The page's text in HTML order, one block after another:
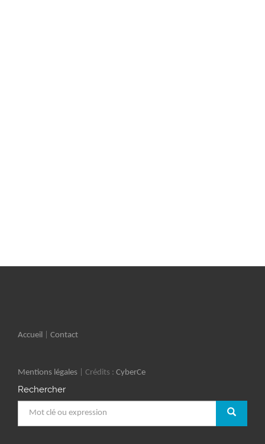
Accueil Contact
Mentions légales | Crédits : CyberCe
Rechercher